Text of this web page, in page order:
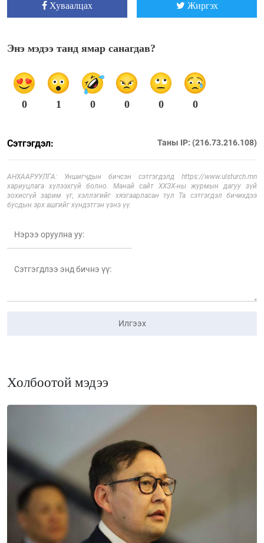
Хуваалцах Жиргэх
Энэ мэдээ танд ямар санагдав?
0 1 0 0 0 0
Сэтгэгдэл: Таны IP: (216.73.216.108)
АНХААРУУЛГА: Уншигчдын бичсэн сэтгэгдэлд https://www.ulsturch.mn
хариуцлага хүлээхгүй болно. Манай сайт ХХЗХ-ны журмын дагуу зүй
зохисгүй зарим үг, хэллэгийг хязгаарласан тул Та сэтгэгдэл бичихдээ
бусдын эрх ашгийг хүндэтгэн үзнэ үү.
Илгээх
Холбоотой мэдээ